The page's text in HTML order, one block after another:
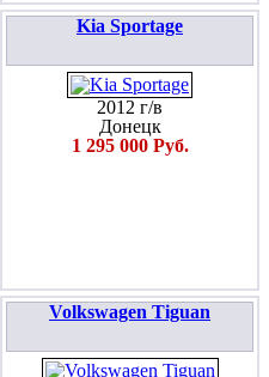
Kia Sportage
2012 г/в
Донецк
1 295 000 Руб.
Volkswagen Tiguan